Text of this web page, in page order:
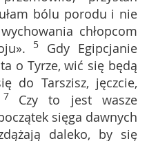
bólu porodu i nie
chłopcom
5 Gdy Egipcjanie
o Tyrze, wić się będą
do Tarszisz, jęczcie,
7 Czy to jest wasze
sięga dawnych
daleko, by się